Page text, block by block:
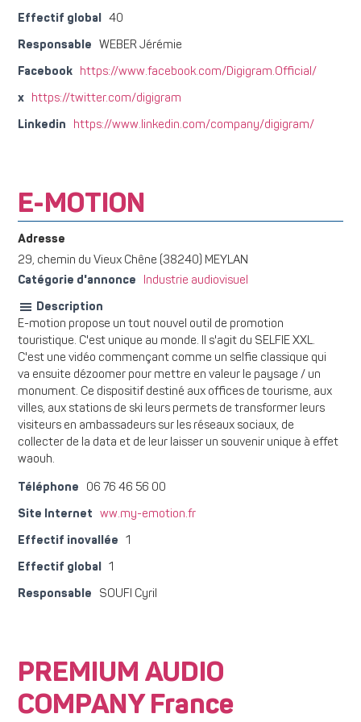
Effectif global 40
Responsable WEBER Jérémie
Facebook https://www.facebook.com/Digigram.Official/
x https://twitter.com/digigram
Linkedin https://www.linkedin.com/company/digigram/
E-MOTION
Adresse
29, chemin du Vieux Chêne (38240) MEYLAN
Catégorie d'annonce Industrie audiovisuel
Description
E-motion propose un tout nouvel outil de promotion
touristique. C'est unique au monde. Il s'agit du SELFIE XXL.
C'est une vidéo commençant comme un selfie classique qui
va ensuite dézoomer pour mettre en valeur le paysage / un
monument. Ce dispositif destiné aux offices de tourisme, aux
villes, aux stations de ski leurs permets de transformer leurs
visiteurs en ambassadeurs sur les réseaux sociaux, de
collecter de la data et de leur laisser un souvenir unique à effet
waouh.
Téléphone 06 76 46 56 00
Site Internet ww.my-emotion.fr
Effectif inovallée 1
Effectif global 1
Responsable SOUFI Cyril
PREMIUM AUDIO
COMPANY France